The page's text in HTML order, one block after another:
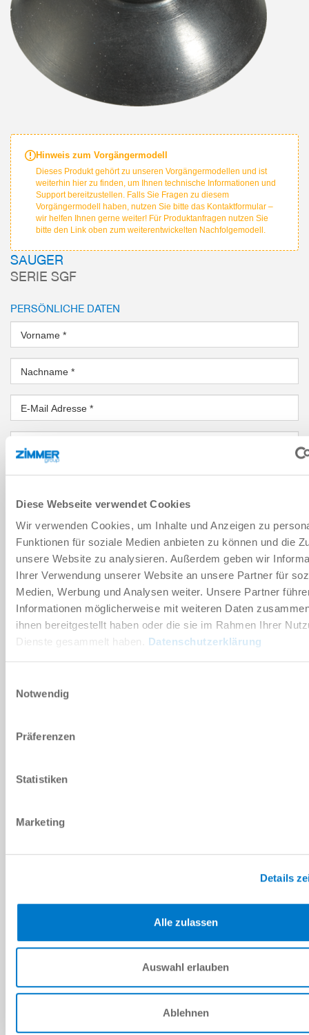
Diese Webseite verwendet Cookies
Wir verwenden Cookies, um Inhalte und Anzeigen zu
Funktionen für soziale Medien anbieten zu können und die
unsere Website zu analysieren. Außerdem geben wir
Ihrer Verwendung unserer Website an unsere Partner für
Medien, Werbung und Analysen weiter. Unsere Partner
Informationen möglicherweise mit weiteren Daten
ihnen bereitgestellt haben oder die sie im Rahmen Ihrer
Dienste gesammelt haben. Datenschutzerklärung
Notwendig
Präferenzen
Statistiken
Marketing
Details
Alle zulassen
Auswahl erlauben
Ablehnen
Hinweis zum Vorgängermodell
Dieses Produkt gehört zu unseren Vorgängermodellen und ist
weiterhin hier zu finden, um Ihnen technische Informationen und
Support bereitzustellen. Falls Sie Fragen zu diesem
Vorgängermodell haben, nutzen Sie bitte das Kontaktformular –
wir helfen Ihnen gerne weiter! Für Produktanfragen nutzen Sie
bitte den Link oben zum weiterentwickelten Nachfolgemodell.
SAUGER
SERIE SGF
PERSÖNLICHE DATEN
Vorname *
Nachname *
E-Mail Adresse *
PLZ*
Bundesland*
NACHRICHT
Sicherheitsabfrage
Ich habe die
ANFRAGE SENDEN
Technische Daten
PDF-Datenblatt